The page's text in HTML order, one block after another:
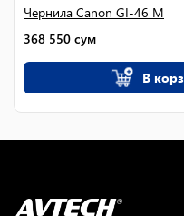
Чернила Canon GI-46 M
368 550 сум
В